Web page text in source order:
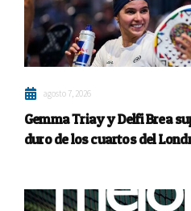
agosto 7, 2026
Gemma Triay y Delfi Brea
duro de los cuartos del